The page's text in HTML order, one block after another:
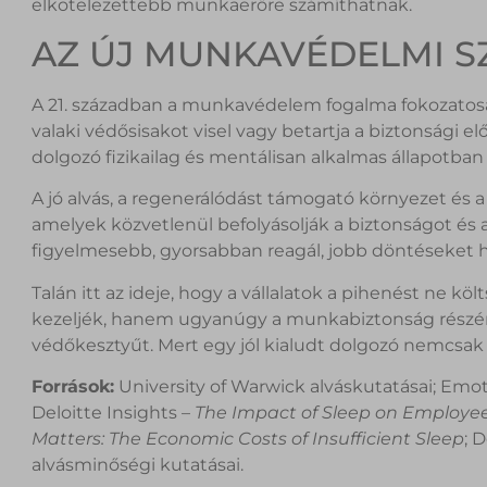
elkötelezettebb munkaerőre számíthatnak.
AZ ÚJ MUNKAVÉDELMI
A 21. században a munkavédelem fogalma
valaki védősisakot visel vagy betartja a biztonsági
dolgozó fizikailag és mentálisan alkalmas
A jó alvás, a regenerálódást támogató környezet és
amelyek közvetlenül befolyásolják a biztonságot
figyelmesebb, gyorsabban reagál, jobb döntéseket
Talán itt az ideje, hogy a vállalatok a pihenést ne
kezeljék, hanem ugyanúgy a munkabiztonság
védőkesztyűt. Mert egy jól kialudt dolgozó
Források:University of Warwick alváskutatásai;
Deloitte Insights – The Impact of Sleep on
Matters: The Economic Costs of Insufficient Sleep;
alvásminőségi kutatásai.